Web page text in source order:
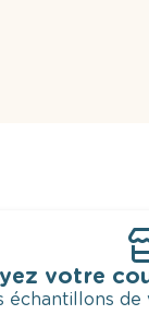
votre
échantillons